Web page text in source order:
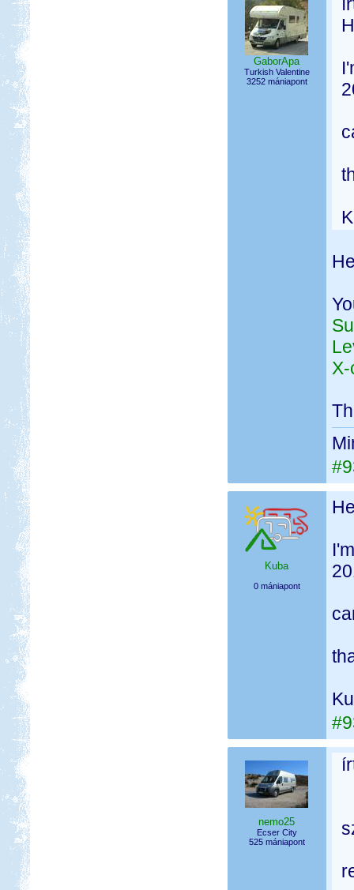
GaborApa
Turkish Valentine
3252 mániapont
Kuba
0 mániapont
nemo25
Ecser City
525 mániapont